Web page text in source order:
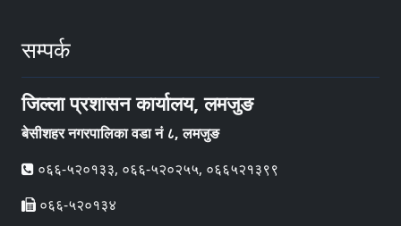
सम्पर्क
जिल्ला प्रशासन कार्यालय, लमजुङ
बेसीशहर नगरपालिका वडा नं ८, लमजुङ
०६६-५२०१३३, ०६६-५२०२५५, ०६६५२१३९९
०६६-५२०१३४